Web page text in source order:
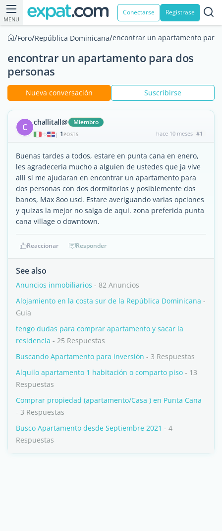
MENU
Conectarse Registrase
/Foro/República Dominicana/encontrar un apartamento para
encontrar un apartamento para dos
personas
Nueva conversación Suscribirse
C challitall@ Miembro
| 1 POSTS hace 10 meses #1
Buenas tardes a todos, estare en punta cana en enero,
les agradeceria mucho a alguien de ustedes que ja vive
alli si me ajudaran en encontrar un apartamento para
dos personas con dos dormitorios y posiblemente dos
banos, Max 8oo usd. Estare averiguando varias opciones
y quizas la mejor no salga de aqui. zona preferida punta
cana village o downtown.
Reaccionar Responder
See also
Anuncios inmobiliarios - 82 Anuncios
Alojamiento en la costa sur de la República Dominicana -
Guia
tengo dudas para comprar apartamento y sacar la
residencia - 25 Respuestas
Buscando Apartamento para inversión - 3 Respuestas
Alquilo apartamento 1 habitación o comparto piso - 13
Respuestas
Comprar propiedad (apartamento/Casa ) en Punta Cana
- 3 Respuestas
Busco Apartamento desde Septiembre 2021 - 4
Respuestas